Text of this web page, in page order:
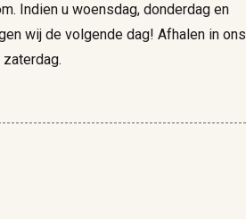
Indien u woensdag, donderdag en
wij de volgende dag! Afhalen in ons